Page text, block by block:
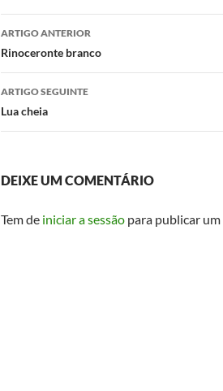
Navegação
de
artigos
ARTIGO ANTERIOR
Rinoceronte branco
ARTIGO SEGUINTE
Lua cheia
DEIXE UM COMENTÁRIO
Tem de iniciar a sessão para publicar